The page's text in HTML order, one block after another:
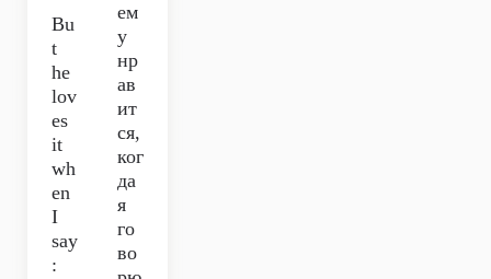
Bu
t
he
lov
es
it
wh
en
I
say
:
ем
у
нр
ав
ит
ся,
ког
да
я
го
во